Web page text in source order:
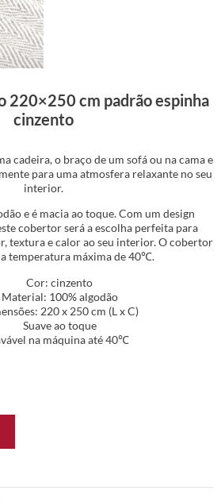
220×250 cm padrão espinha
cinzento
cadeira, o braço de um sofá ou na cama e
para uma atmosfera relaxante no seu
interior.
e é macia ao toque. Com um design
cobertor será a escolha perfeita para
textura e calor ao seu interior. O cobertor
temperatura máxima de 40℃.
Cor: cinzento
Material: 100% algodão
220 x 250 cm (L x C)
Suave ao toque
na máquina até 40℃